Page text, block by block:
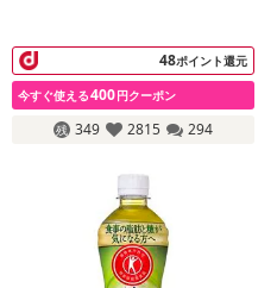
48ポイント還元
今すぐ使える400円クーポン
349 2815 294